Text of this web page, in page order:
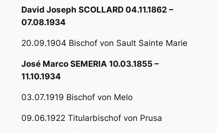
David Joseph SCOLLARD 04.11.1862 –
07.08.1934
20.09.1904 Bischof von Sault Sainte Marie
José Marco SEMERIA 10.03.1855 –
11.10.1934
03.07.1919 Bischof von Melo
09.06.1922 Titularbischof von Prusa